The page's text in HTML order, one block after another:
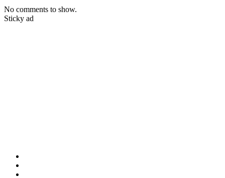
No comments to show.
Sticky ad